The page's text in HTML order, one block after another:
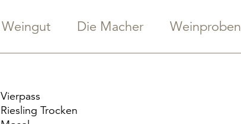
Weingut Die Macher Weinproben
Vierpass
Riesling Trocken